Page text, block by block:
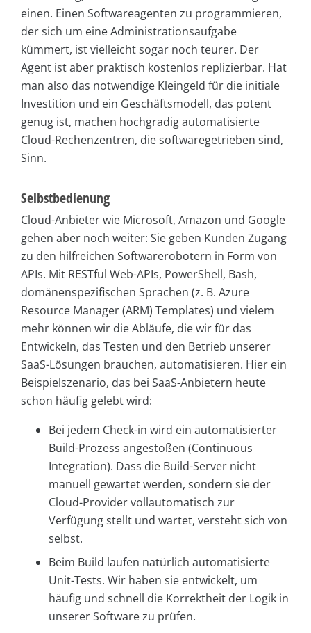
einen. Einen Softwareagenten zu programmieren,
der sich um eine Administrationsaufgabe
kümmert, ist vielleicht sogar noch teurer. Der
Agent ist aber praktisch kostenlos replizierbar. Hat
man also das notwendige Kleingeld für die initiale
Investition und ein Geschäftsmodell, das potent
genug ist, machen hochgradig automatisierte
Cloud-Rechenzentren, die softwaregetrieben sind,
Sinn.
Selbstbedienung
Cloud-Anbieter wie Microsoft, Amazon und Google
gehen aber noch weiter: Sie geben Kunden Zugang
zu den hilfreichen Softwarerobotern in Form von
APIs. Mit RESTful Web-APIs, PowerShell, Bash,
domänenspezifischen Sprachen (z. B. Azure
Resource Manager (ARM) Templates) und vielem
mehr können wir die Abläufe, die wir für das
Entwickeln, das Testen und den Betrieb unserer
SaaS-Lösungen brauchen, automatisieren. Hier ein
Beispielszenario, das bei SaaS-Anbietern heute
schon häufig gelebt wird:
Bei jedem Check-in wird ein automatisierter
Build-Prozess angestoßen (Continuous
Integration). Dass die Build-Server nicht
manuell gewartet werden, sondern sie der
Cloud-Provider vollautomatisch zur
Verfügung stellt und wartet, versteht sich von
selbst.
Beim Build laufen natürlich automatisierte
Unit-Tests. Wir haben sie entwickelt, um
häufig und schnell die Korrektheit der Logik in
unserer Software zu prüfen.